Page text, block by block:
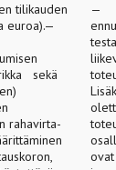
tilikauden
euroa).—
sekä
rahavirta­
—